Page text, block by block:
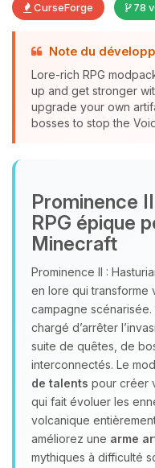
CurseForge 78
Note du
Lore-rich RPG
up and get stronger
upgrade your own
bosses to stop the
Prominence
RPG épique
Minecraft
Prominence II :
en lore qui transforme
campagne
chargé d’arrêter
suite de quêtes, de
interconnectés. Le
de talents pour créer
qui fait évoluer les
volcanique
améliorez une arme
mythiques à difficulté
assistant
tu as
petits